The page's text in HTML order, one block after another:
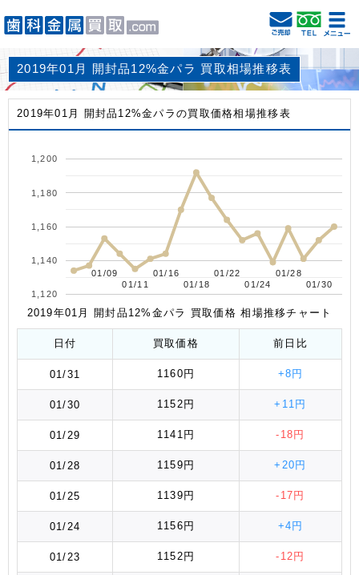
2019年01月 開封品12%金パラ 買取相場推移表
2019年01月 開封品12%金パラの買取価格相場推移表
01/09
01/09
01/11
01/11
01/16
01/16
01/18
01/18
01/22
01/22
01/24
01/24
01/28
01/28
01/30
01/30
1,120
1,140
1,160
1,180
1,200
2019年01月 開封品12%金パラ 買取価格 相場推移チャート
日付 買取価格 前日比
01/31 1160円 +8円
01/30 1152円 +11円
01/29 1141円 -18円
01/28 1159円 +20円
01/25 1139円 -17円
01/24 1156円 +4円
01/23 1152円 -12円